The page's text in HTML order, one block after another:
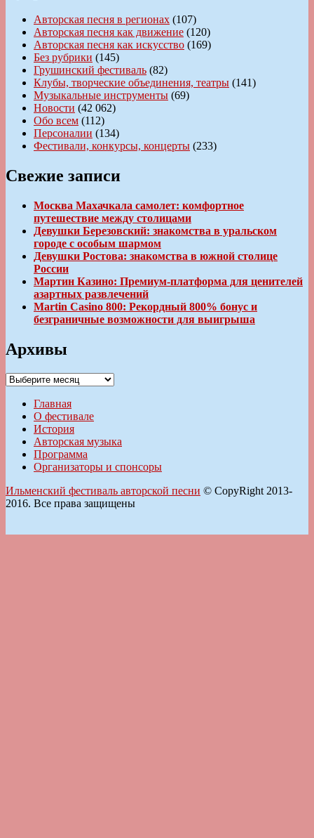
Авторская песня в регионах (107)
Авторская песня как движение (120)
Авторская песня как искусство (169)
Без рубрики (145)
Грушинский фестиваль (82)
Клубы, творческие объединения, театры (141)
Музыкальные инструменты (69)
Новости (42 062)
Обо всем (112)
Персоналии (134)
Фестивали, конкурсы, концерты (233)
Свежие записи
Москва Махачкала самолет: комфортное
путешествие между столицами
Девушки Березовский: знакомства в уральском
городе с особым шармом
Девушки Ростова: знакомства в южной столице
России
Мартин Казино: Премиум-платформа для ценителей
азартных развлечений
Martin Casino 800: Рекордный 800% бонус и
безграничные возможности для выигрыша
Архивы
Архивы
Главная
О фестивале
История
Авторская музыка
Программа
Организаторы и спонсоры
Ильменский фестиваль авторской песни © CopyRight 2013-
2016. Все права защищены